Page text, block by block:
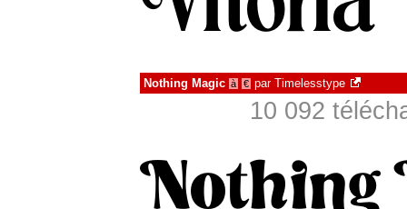
Nothing Magic à € par Timelesstype
10 092